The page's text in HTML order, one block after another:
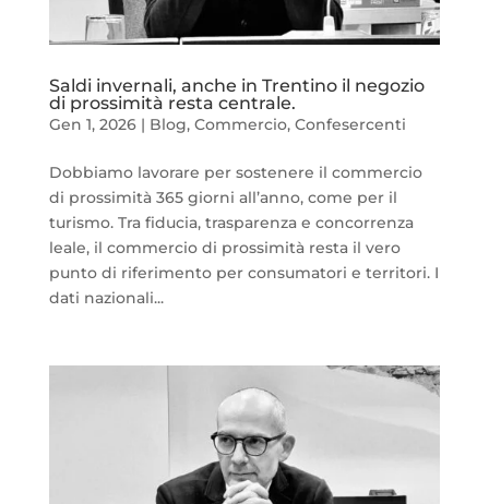
Saldi invernali, anche in Trentino il negozio
di prossimità resta centrale.
Gen 1, 2026| Blog, Commercio, Confesercenti
Dobbiamo lavorare per sostenere il commercio
di prossimità 365 giorni all’anno, come per il
turismo. Tra fiducia, trasparenza e concorrenza
leale, il commercio di prossimità resta il vero
punto di riferimento per consumatori e territori. I
dati nazionali...